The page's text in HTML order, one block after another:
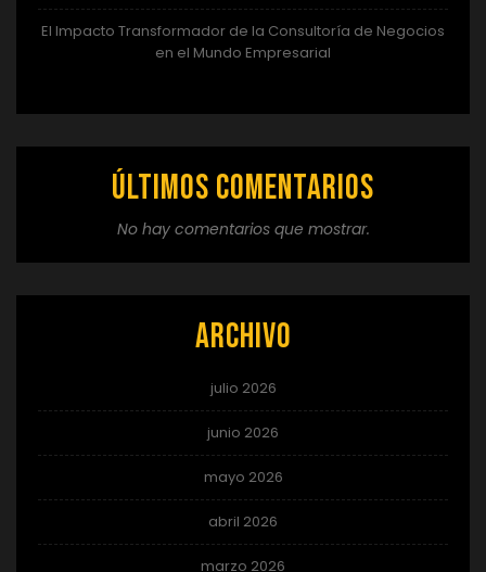
El Impacto Transformador de la Consultoría de Negocios
en el Mundo Empresarial
Últimos comentarios
No hay comentarios que mostrar.
Archivo
julio 2026
junio 2026
mayo 2026
abril 2026
marzo 2026